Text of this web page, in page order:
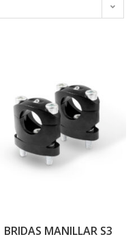
BRIDAS MANILLAR S3